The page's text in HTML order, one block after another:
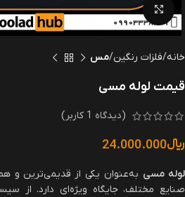
بزرگنمایی تصویر
خانه فلزات رنگین مس
قیمت لوله مسی
(دیدگاه 1 کاربر)
﷼24.000.000
لوله مسی به‌عنوان یکی از قدیمی‌ترین و